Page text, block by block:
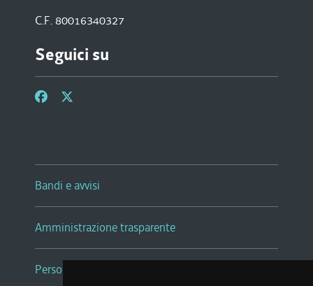
C.F. 80016340327
Seguici su
Bandi e avvisi
Amministrazione trasparente
Persone e Uffici